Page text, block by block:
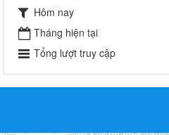
Hôm nay
Tháng hiện tại
Tổng lượt truy cập